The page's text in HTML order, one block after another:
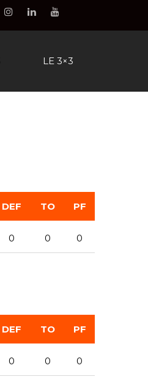
LE 3×3
DEF TO PF
0 0 0
DEF TO PF
0 0 0